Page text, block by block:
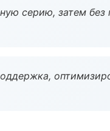
серию, затем